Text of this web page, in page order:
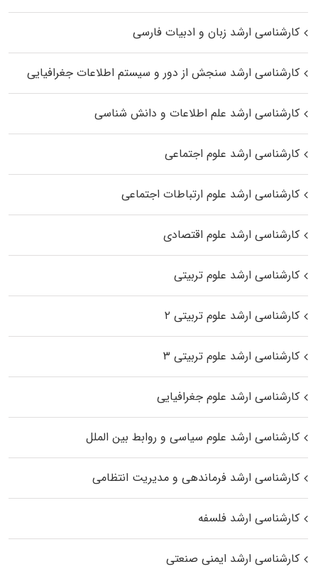
کارشناسی ارشد زبان و ادبیات فارسی
کارشناسی ارشد سنجش از دور و سیستم اطلاعات جغرافیایی
کارشناسی ارشد علم اطلاعات و دانش شناسی
کارشناسی ارشد علوم اجتماعی
کارشناسی ارشد علوم ارتباطات اجتماعی
کارشناسی ارشد علوم اقتصادی
کارشناسی ارشد علوم تربیتی
کارشناسی ارشد علوم تربیتی ۲
کارشناسی ارشد علوم تربیتی ۳
کارشناسی ارشد علوم جغرافیایی
کارشناسی ارشد علوم سیاسی و روابط بین الملل
کارشناسی ارشد فرماندهی و مدیریت انتظامی
کارشناسی ارشد فلسفه
کارشناسی ارشد ایمنی صنعتی